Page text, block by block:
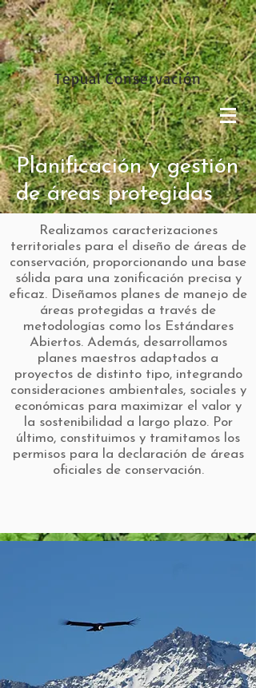
Tepual Conservación
Planificación y gestión
de áreas protegidas
Realizamos caracterizaciones
territoriales para el diseño de áreas de
conservación, proporcionando una base
sólida para una zonificación precisa y
eficaz. Diseñamos planes de manejo de
áreas protegidas a través de
metodologías como los Estándares
Abiertos. Además, desarrollamos
planes maestros adaptados a
proyectos de distinto tipo, integrando
consideraciones ambientales, sociales y
económicas para maximizar el valor y
la sostenibilidad a largo plazo. Por
último, constituimos y tramitamos los
permisos para la declaración de áreas
oficiales de conservación.